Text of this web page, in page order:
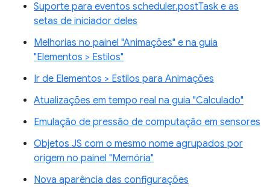
Suporte para eventos scheduler.postTask e as
setas de iniciador deles
Melhorias no painel "Animações" e na guia
"Elementos > Estilos"
Ir de Elementos > Estilos para Animações
Atualizações em tempo real na guia "Calculado"
Emulação de pressão de computação em sensores
Objetos JS com o mesmo nome agrupados por
origem no painel "Memória"
Nova aparência das configurações